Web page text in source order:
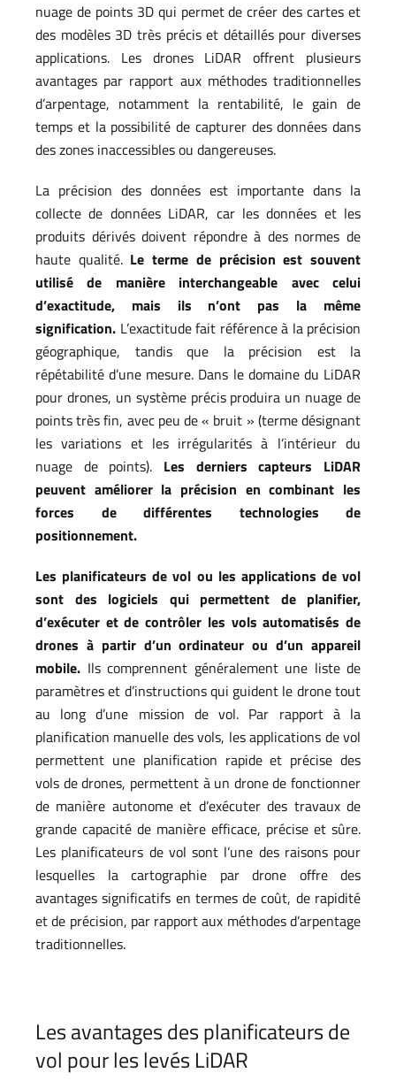
nuage de points 3D qui permet de créer des cartes et
des modèles 3D très précis et détaillés pour diverses
applications. Les drones LiDAR offrent plusieurs
avantages par rapport aux méthodes traditionnelles
d’arpentage, notamment la rentabilité, le gain de
temps et la possibilité de capturer des données dans
des zones inaccessibles ou dangereuses.
La précision des données est importante dans la
collecte de données LiDAR, car les données et les
produits dérivés doivent répondre à des normes de
haute qualité. Le terme de précision est souvent
utilisé de manière interchangeable avec celui
d’exactitude, mais ils n’ont pas la même
signification. L’exactitude fait référence à la précision
géographique, tandis que la précision est la
répétabilité d’une mesure. Dans le domaine du LiDAR
pour drones, un système précis produira un nuage de
points très fin, avec peu de « bruit » (terme désignant
les variations et les irrégularités à l’intérieur du
nuage de points). Les derniers capteurs LiDAR
peuvent améliorer la précision en combinant les
forces de différentes technologies de
positionnement.
Les planificateurs de vol ou les applications de vol
sont des logiciels qui permettent de planifier,
d’exécuter et de contrôler les vols automatisés de
drones à partir d’un ordinateur ou d’un appareil
mobile. Ils comprennent généralement une liste de
paramètres et d’instructions qui guident le drone tout
au long d’une mission de vol. Par rapport à la
planification manuelle des vols, les applications de vol
permettent une planification rapide et précise des
vols de drones, permettent à un drone de fonctionner
de manière autonome et d’exécuter des travaux de
grande capacité de manière efficace, précise et sûre.
Les planificateurs de vol sont l’une des raisons pour
lesquelles la cartographie par drone offre des
avantages significatifs en termes de coût, de rapidité
et de précision, par rapport aux méthodes d’arpentage
traditionnelles.
Les avantages des planificateurs de
vol pour les levés LiDAR